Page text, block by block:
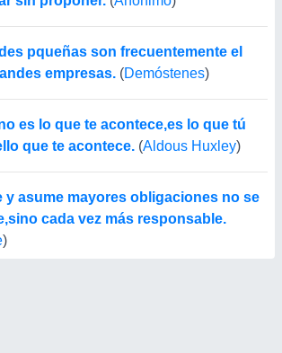
pqueñas son frecuentemente el
empresas. (Demóstenes)
es lo que te acontece,es lo que tú
que te acontece. (Aldous Huxley)
y asume mayores obligaciones no se
cada vez más responsable.
)